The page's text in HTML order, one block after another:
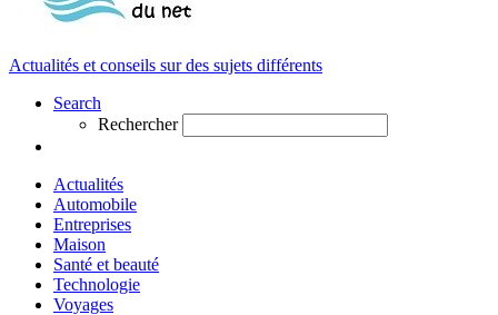
Actualités et conseils sur des sujets différents
Search
Rechercher
Actualités
Automobile
Entreprises
Maison
Santé et beauté
Technologie
Voyages